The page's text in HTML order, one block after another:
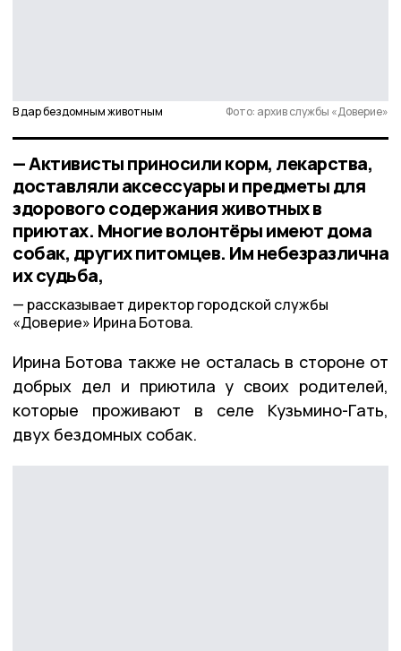
В дар бездомным животным Фото: архив службы «Доверие»
— Активисты приносили корм, лекарства,
доставляли аксессуары и предметы для
здорового содержания животных в
приютах. Многие волонтёры имеют дома
собак, других питомцев. Им небезразлична
их судьба,
рассказывает директор городской службы
«Доверие» Ирина Ботова.
Ирина Ботова также не осталась в стороне от
добрых дел и приютила у своих родителей,
которые проживают в селе Кузьмино-Гать,
двух бездомных собак.